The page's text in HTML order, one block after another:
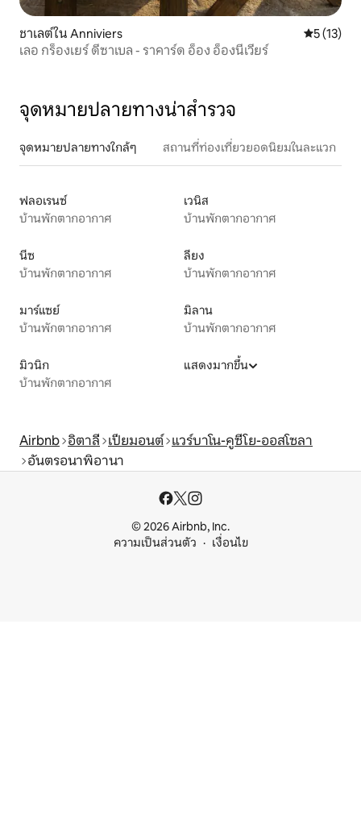
ชาเลต์ใน Anniviers คะแนนเฉลี่
5 (13)
เลอ กร็องเยร์ ดีซาเบล - ราคาร์ด อ็อง อ็องนีเวียร์
จุดหมายปลายทางน่าสำรวจ
จุดหมายปลายทางใกล้ๆ สถานที่ท่องเที่ยวยอดนิยมในละแวก
ฟลอเรนซ์
บ้านพักตากอากาศ
เวนิส
บ้านพักตากอากาศ
นีซ
บ้านพักตากอากาศ
ลียง
บ้านพักตากอากาศ
มาร์แซย์
บ้านพักตากอากาศ
มิลาน
บ้านพักตากอากาศ
มิวนิก
บ้านพักตากอากาศ
แสดงมากขึ้น
Airbnb อิตาลี เปียมอนต์ แวร์บาโน-คูซีโย-ออสโซลา
อันตรอนาพิอานา
© 2026 Airbnb, Inc.
ความเป็นส่วนตัว
เงื่อนไข